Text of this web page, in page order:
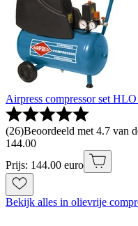
Airpress compressor set
(26)Beoordeeld met 4.7 van
144.00
Prijs: 144.00 euro
Bekijk alles in olievrije